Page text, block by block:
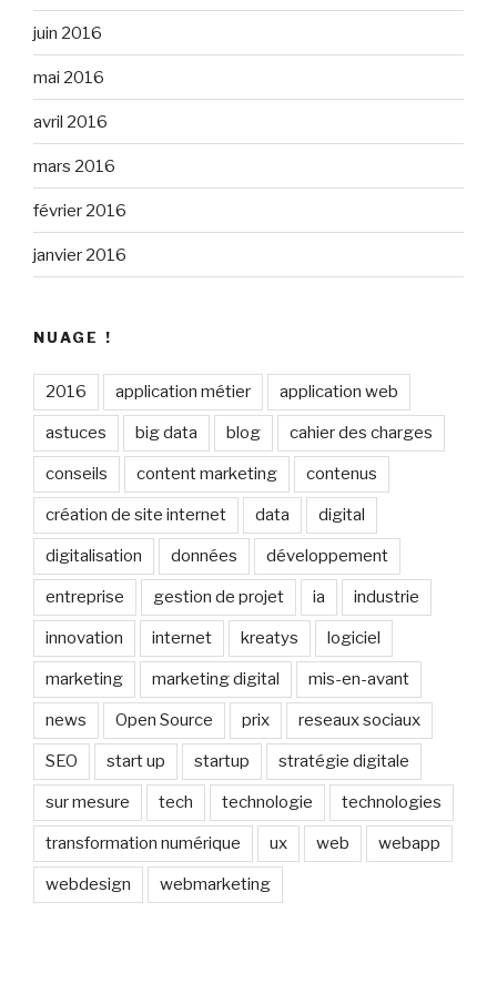
juin 2016
mai 2016
avril 2016
mars 2016
février 2016
janvier 2016
NUAGE !
2016 application métier application web
astuces big data blog cahier des charges
conseils content marketing contenus
création de site internet data digital
digitalisation données développement
entreprise gestion de projet ia industrie
innovation internet kreatys logiciel
marketing marketing digital mis-en-avant
news Open Source prix reseaux sociaux
SEO start up startup stratégie digitale
sur mesure tech technologie technologies
transformation numérique ux web webapp
webdesign webmarketing